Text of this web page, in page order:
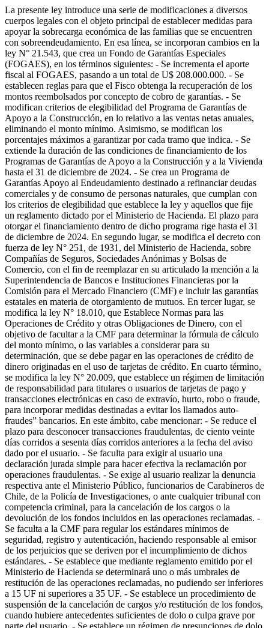
La presente ley introduce una serie de modificaciones a diversos
cuerpos legales con el objeto principal de establecer medidas para
apoyar la sobrecarga económica de las familias que se encuentren
con sobreendeudamiento. En esa línea, se incorporan cambios en la
ley N° 21.543, que crea un Fondo de Garantías Especiales
(FOGAES), en los términos siguientes: - Se incrementa el aporte
fiscal al FOGAES, pasando a un total de U$ 208.000.000. - Se
establecen reglas para que el Fisco obtenga la recuperación de los
montos reembolsados por concepto de cobro de garantías. - Se
modifican criterios de elegibilidad del Programa de Garantías de
Apoyo a la Construcción, en lo relativo a las ventas netas anuales,
eliminando el monto mínimo. Asimismo, se modifican los
porcentajes máximos a garantizar por cada tramo que indica. - Se
extiende la duración de las condiciones de financiamiento de los
Programas de Garantías de Apoyo a la Construcción y a la Vivienda
hasta el 31 de diciembre de 2024. - Se crea un Programa de
Garantías Apoyo al Endeudamiento destinado a refinanciar deudas
comerciales y de consumo de personas naturales, que cumplan con
los criterios de elegibilidad que establece la ley y aquellos que fije
un reglamento dictado por el Ministerio de Hacienda. El plazo para
otorgar el financiamiento dentro de dicho programa rige hasta el 31
de diciembre de 2024. En segundo lugar, se modifica el decreto con
fuerza de ley N° 251, de 1931, del Ministerio de Hacienda, sobre
Compañías de Seguros, Sociedades Anónimas y Bolsas de
Comercio, con el fin de reemplazar en su articulado la mención a la
Superintendencia de Bancos e Instituciones Financieras por la
Comisión para el Mercado Financiero (CMF) e incluir las garantías
estatales en materia de otorgamiento de mutuos. En tercer lugar, se
modifica la ley N° 18.010, que Establece Normas para las
Operaciones de Crédito y otras Obligaciones de Dinero, con el
objetivo de facultar a la CMF para determinar la fórmula de cálculo
del monto mínimo, o las variables a considerar para su
determinación, que se debe pagar en las operaciones de crédito de
dinero originadas en el uso de tarjetas de crédito. En cuarto término,
se modifica la ley N° 20.009, que establece un régimen de limitación
de responsabilidad para titulares o usuarios de tarjetas de pago y
transacciones electrónicas en caso de extravío, hurto, robo o fraude,
para incorporar medidas destinadas a evitar los llamados auto-
fraudes” bancarios. En este ámbito, cabe mencionar: - Se reduce el
plazo para desconocer transacciones fraudulentas, de ciento veinte
días corridos a sesenta días corridos anteriores a la fecha del aviso
dado por el usuario. - Se faculta para exigir al usuario una
declaración jurada simple para hacer efectiva la reclamación por
operaciones fraudulentas. - Se exige al usuario realizar la denuncia
respectiva ante el Ministerio Público, funcionarios de Carabineros de
Chile, de la Policía de Investigaciones, o ante cualquier tribunal con
competencia criminal, para la cancelación de los cargos o la
devolución de los fondos incluidos en las operaciones reclamadas. -
Se faculta a la CMF para regular los estándares mínimos de
seguridad, registro y autenticación, haciendo responsable al emisor
de los perjuicios que se deriven por el incumplimiento de dichos
estándares. - Se establece que mediante reglamento emitido por el
Ministerio de Hacienda se determinará uno o más umbrales de
restitución de las operaciones reclamadas, no pudiendo ser inferiores
a 15 UF ni superiores a 35 UF. - Se establece un procedimiento de
suspensión de la cancelación de cargos y/o restitución de los fondos,
cuando hubiere antecedentes suficientes de dolo o culpa grave por
parte del usuario. - Se establece un régimen de presunciones de dolo